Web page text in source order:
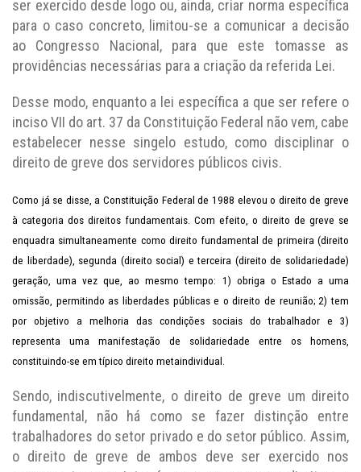
ser exercido desde logo ou, ainda, criar norma específica
para o caso concreto, limitou-se a comunicar a decisão
ao Congresso Nacional, para que este tomasse as
providências necessárias para a criação da referida Lei.
Desse modo, enquanto a lei específica a que ser refere o
inciso VII do art. 37 da Constituição Federal não vem, cabe
estabelecer nesse singelo estudo, como disciplinar o
direito de greve dos servidores públicos civis.
Como já se disse, a Constituição Federal de 1988 elevou o direito de greve
à categoria dos direitos fundamentais. Com efeito, o direito de greve se
enquadra simultaneamente como direito fundamental de primeira (direito
de liberdade), segunda (direito social) e terceira (direito de solidariedade)
geração, uma vez que, ao mesmo tempo: 1) obriga o Estado a uma
omissão, permitindo as liberdades públicas e o direito de reunião; 2) tem
por objetivo a melhoria das condições sociais do trabalhador e 3)
representa uma manifestação de solidariedade entre os homens,
constituindo-se em típico direito metaindividual.
Sendo, indiscutivelmente, o direito de greve um direito
fundamental, não há como se fazer distinção entre
trabalhadores do setor privado e do setor público. Assim,
o direito de greve de ambos deve ser exercido nos